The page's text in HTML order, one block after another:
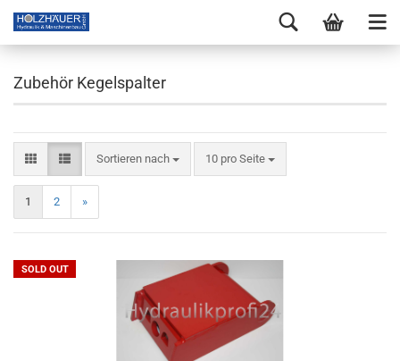
Zubehör Kegelspalter
Sortieren nach 10 pro Seite
1 2 »
SOLD OUT